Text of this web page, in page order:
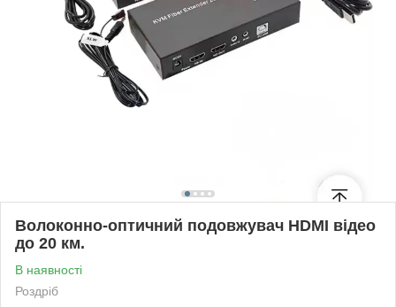
Волоконно-оптичний подовжувач HDMI відео
до 20 км.
В наявності
Роздріб